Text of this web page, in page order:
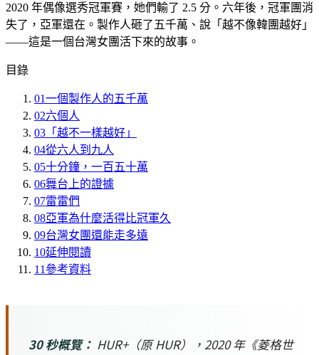
2020 年偶像選秀冠軍賽，她們輸了 2.5 分。六年後，冠軍團消
失了，亞軍還在。製作人砸了五千萬、說「越不像韓團越好」
——這是一個台灣女團活下來的故事。
目錄
01一個製作人的五千萬
02六個人
03 「越不一樣越好」
04從六人到九人
05十分鐘，一百五十萬
06舞台上的證據
07雷雷們
08亞軍為什麼活得比冠軍久
09台灣女團還能走多遠
10延伸閱讀
11參考資料
30 秒概覽： HUR+（原 HUR），2020 年《菱格世